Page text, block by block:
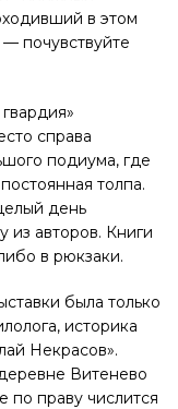
в этом
почувствуйте
справа
подиума, где
толпа.
день
из авторов. Книги
в рюкзаки.
была только
историка
Некрасов».
Витенево
по праву числится